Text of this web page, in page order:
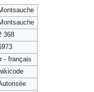
368
- français